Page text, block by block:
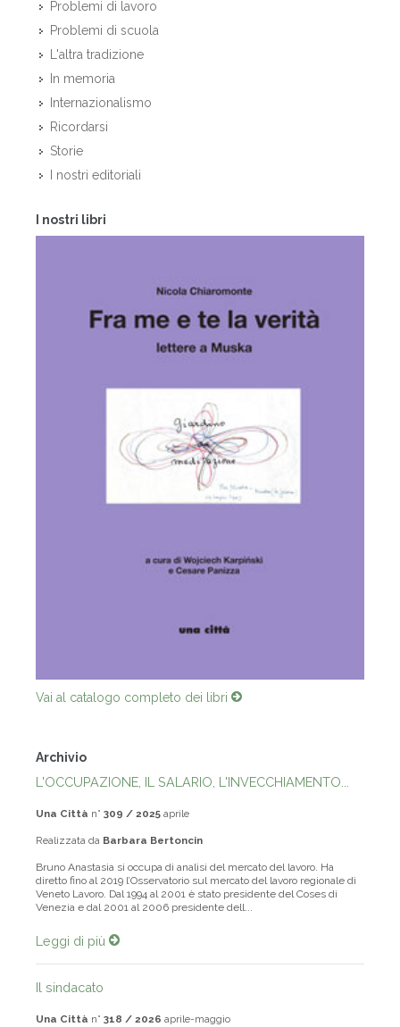
Problemi di lavoro
Problemi di scuola
L'altra tradizione
In memoria
Internazionalismo
Ricordarsi
Storie
I nostri editoriali
I nostri libri
Vai al catalogo completo dei libri
Archivio
L'OCCUPAZIONE, IL SALARIO, L'INVECCHIAMENTO...
Una Città n° 309 / 2025 aprile
Realizzata da Barbara Bertoncin
Bruno Anastasia si occupa di analisi del mercato del lavoro. Ha
diretto fino al 2019 l’Osservatorio sul mercato del lavoro regionale di
Veneto Lavoro. Dal 1994 al 2001 è stato presidente del Coses di
Venezia e dal 2001 al 2006 presidente dell...
Leggi di più
Il sindacato
Una Città n° 318 / 2026 aprile-maggio